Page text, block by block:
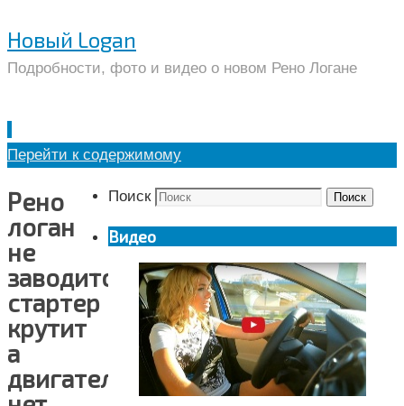
Новый Logan
Подробности, фото и видео о новом Рено Логане
Перейти к содержимому
Рено
логан
не
заводится
стартер
крутит
а
двигатель
Поиск Поиск
Видео